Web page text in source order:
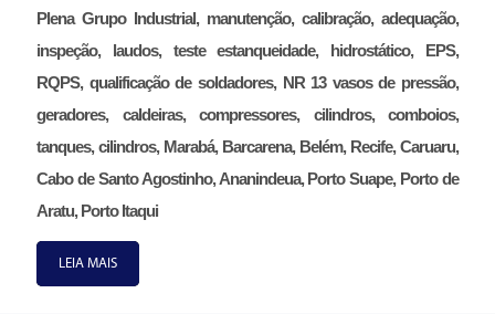
Plena Grupo Industrial, manutenção, calibração, adequação,
inspeção, laudos, teste estanqueidade, hidrostático, EPS,
RQPS, qualificação de soldadores, NR 13 vasos de pressão,
geradores, caldeiras, compressores, cilindros, comboios,
tanques, cilindros, Marabá, Barcarena, Belém, Recife, Caruaru,
Cabo de Santo Agostinho, Ananindeua, Porto Suape, Porto de
Aratu, Porto Itaqui
LEIA MAIS